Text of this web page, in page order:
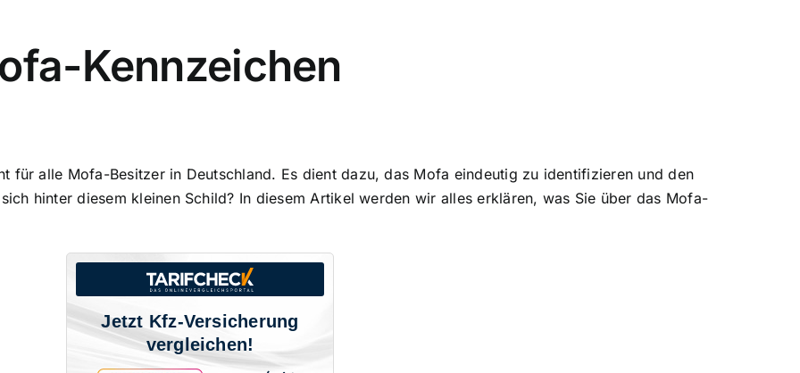
Kennzeichen
für alle Mofa-Besitzer in Deutschland. Es dient dazu, das Mofa eindeutig zu identifizieren und den
hinter diesem kleinen Schild? In diesem Artikel werden wir alles erklären, was Sie über das Mofa-
Jetzt Kfz-Versicherung
vergleichen!